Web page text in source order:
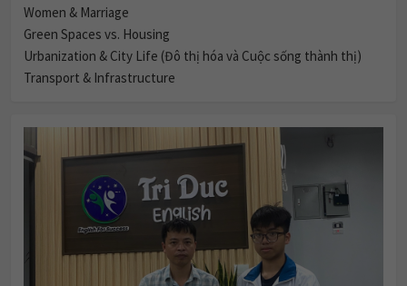
Women & Marriage
Green Spaces vs. Housing
Urbanization & City Life (Đô thị hóa và Cuộc sống thành thị)
Transport & Infrastructure